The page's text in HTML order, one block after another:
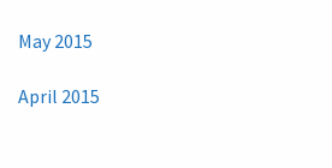
May 2015
April 2015